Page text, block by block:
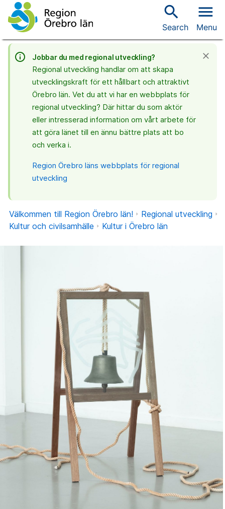
search
Search
menu
Menu
info_outline
Jobbar du med regional utveckling?
Regional utveckling handlar om att skapa
utvecklingskraft för ett hållbart och attraktivt
Örebro län. Vet du att vi har en webbplats för
regional utveckling? Där hittar du som aktör
eller intresserad information om vårt arbete för
att göra länet till en ännu bättre plats att bo
och verka i.
Region Örebro läns webbplats för regional
utveckling
close
Välkommen till Region Örebro län!
Regional utveckling
Kultur och civilsamhälle
Kultur i Örebro län